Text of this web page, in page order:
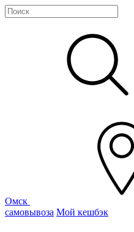
Омск
самовывоза Мой кешбэк